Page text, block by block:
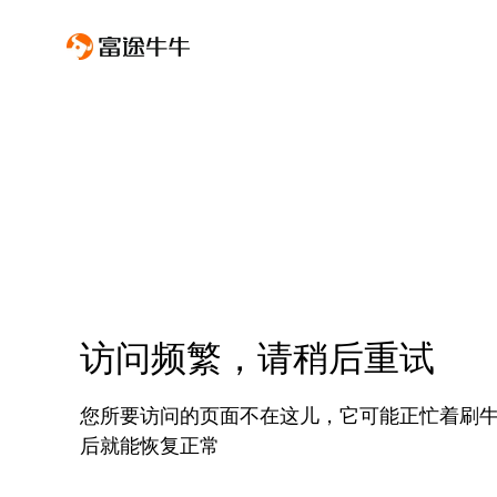
访问频繁，请稍后重试
您所要访问的页面不在这儿，它可能正忙着刷
后就能恢复正常